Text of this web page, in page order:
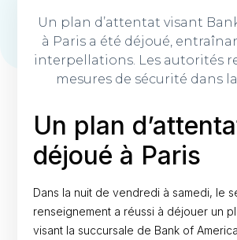
Un plan d’attentat visant
à Paris a été déjoué,
interpellations. Les autorités
mesures de sécurité dans
Un plan
déjoué à Paris
Dans la nuit de vendredi à samedi, le
renseignement a réussi à déjouer un
visant la succursale de Bank of